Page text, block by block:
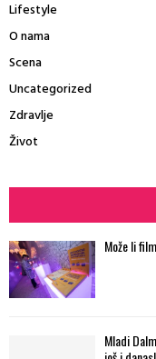
Lifestyle
O nama
Scena
Uncategorized
Zdravlje
Život
Može li
Mladi